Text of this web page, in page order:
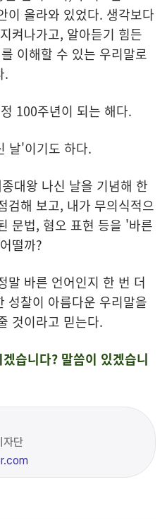
이 올라와 있었다. 생각보다
켜나가고, 알아듣기 힘든
이해할 수 있는 우리말로
.
100주년이 되는 해다.
날'이기도 하다.
대왕 나신 날을 기념해 한
검해 보고, 내가 무의식적으
문법, 혐오 표현 등을 '바른
떨까?
말 바른 언어인지 한 번 더
성찰이 아름다운 우리말을
것이라고 믿는다.
습니다? 말씀이 있겠습니
자단